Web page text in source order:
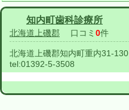
知内町歯科診療所
北海道上磯郡 口コミ 0件
北海道上磯郡知内町重内31-130
tel:01392-5-3508